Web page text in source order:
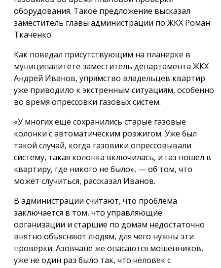
оборудования. Такое предложение высказал
заместитель главы администрации по ЖКХ Роман
Ткаченко.
Как поведал присутствующим на планерке в
муниципалитете заместитель департамента ЖКХ
Андрей Иванов, упрямство владельцев квартир
уже приводило к экстренным ситуациям, особенно
во время опрессовки газовых систем.
«У многих ещё сохранились старые газовые
колонки с автоматическим розжигом. Уже был
такой случай, когда газовики опрессовывали
систему, такая колонка включилась, и газ пошел в
квартиру, где никого не было», — об том, что
может случиться, рассказал Иванов.
В администрации считают, что проблема
заключается в том, что управляющие
организации и старшие по домам недостаточно
внятно объясняют людям, для чего нужны эти
проверки. Азовчане же опасаются мошенников,
уже не один раз было так, что человек с